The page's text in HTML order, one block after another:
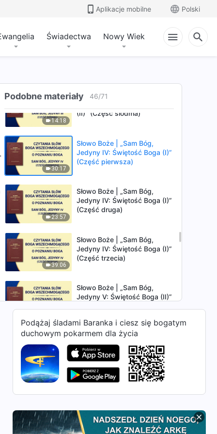
Aplikacje mobilne Polski
Świadectwa Nowy Wiek
Podobne materiały 46/71
Jedyny III: Autorytet Boga
Słowo Boże | „Sam Bóg,
14:18
Słowo Boże | „Sam Bóg,
(II)” (Część siódma)
30:17
Słowo Boże | „Sam Bóg,
Jedyny IV: Świętość Boga (I)”
(Część pierwsza)
23:57
Słowo Boże | „Sam Bóg,
Jedyny IV: Świętość Boga (I)”
(Część druga)
39:06
Słowo Boże | „Sam Bóg,
Jedyny IV: Świętość Boga (I)”
(Część trzecia)
Słowo Boże | „Sam Bóg,
Jedyny V: Świętość Boga (II)”
36:52
Słowo Boże | „Sam Bóg,
Jedyny V: Świętość Boga (II)”
(Część druga)
45:26
Słowo Boże | „Sam Bóg,
Jedyny V: Świętość Boga (II)”
Słowo Boże | „Sam Bóg,
Podążaj śladami Baranka i ciesz się bogatym
duchowym pokarmem dla życia